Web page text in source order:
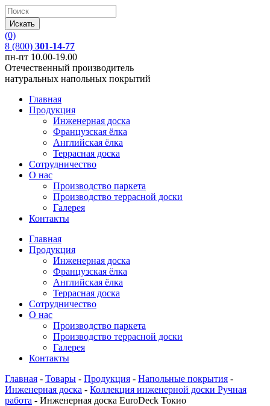
(0)
8 (800) 301-14-77
пн-пт 10.00-19.00
Отечественный производитель
натуральных напольных покрытий
Главная
Продукция
Инженерная доска
Французская ёлка
Английская ёлка
Террасная доска
Сотрудничество
О нас
Производство паркета
Производство террасной доски
Галерея
Контакты
Главная
Продукция
Инженерная доска
Французская ёлка
Английская ёлка
Террасная доска
Сотрудничество
О нас
Производство паркета
Производство террасной доски
Галерея
Контакты
Главная - Товары - Продукция - Напольные покрытия -
Инженерная доска - Коллекция инженерной доски Ручная
работа - Инженерная доска EuroDeck Токио